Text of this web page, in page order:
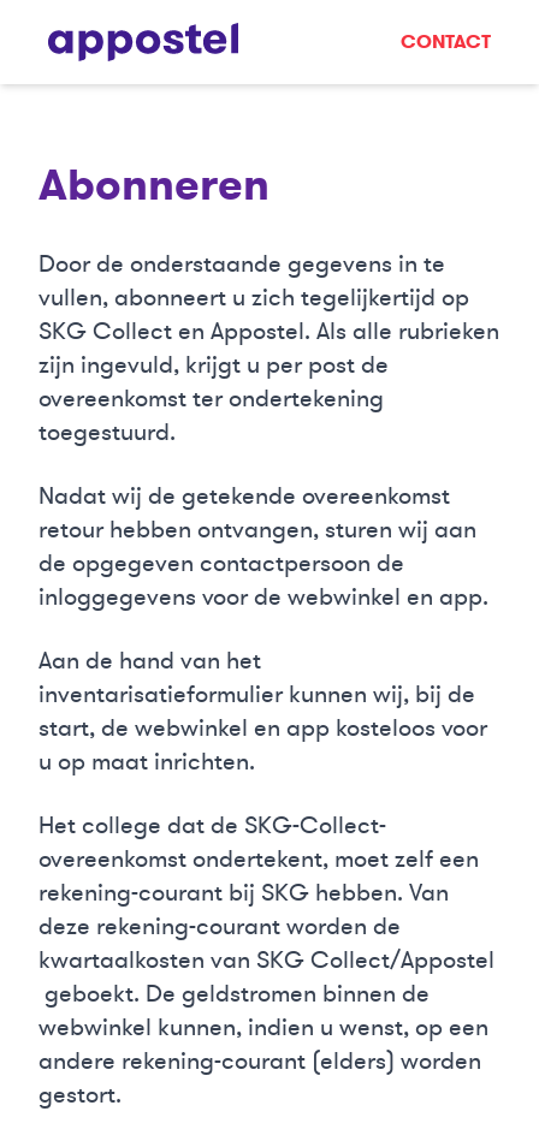
CONTACT
Abonneren
Door de onderstaande gegevens in te
vullen, abonneert u zich tegelijkertijd op
SKG Collect en Appostel. Als alle rubrieken
zijn ingevuld, krijgt u per post de
overeenkomst ter ondertekening
toegestuurd.
Nadat wij de getekende overeenkomst
retour hebben ontvangen, sturen wij aan
de opgegeven contactpersoon de
inloggegevens voor de webwinkel en app.
Aan de hand van het
inventarisatieformulier kunnen wij, bij de
start, de webwinkel en app kosteloos voor
u op maat inrichten.
Het college dat de SKG-Collect-
overeenkomst ondertekent, moet zelf een
rekening-courant bij SKG hebben. Van
deze rekening-courant worden de
kwartaalkosten van SKG Collect/Appostel
geboekt. De geldstromen binnen de
webwinkel kunnen, indien u wenst, op een
andere rekening-courant (elders) worden
gestort.